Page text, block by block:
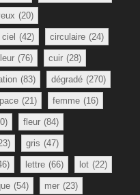
(20)
ciel (42) circulaire (24)
(76) cuir (28)
(83) dégradé (270)
(21) femme (16)
fleur (84)
gris (47)
lettre (66) lot (22)
(54) mer (23)